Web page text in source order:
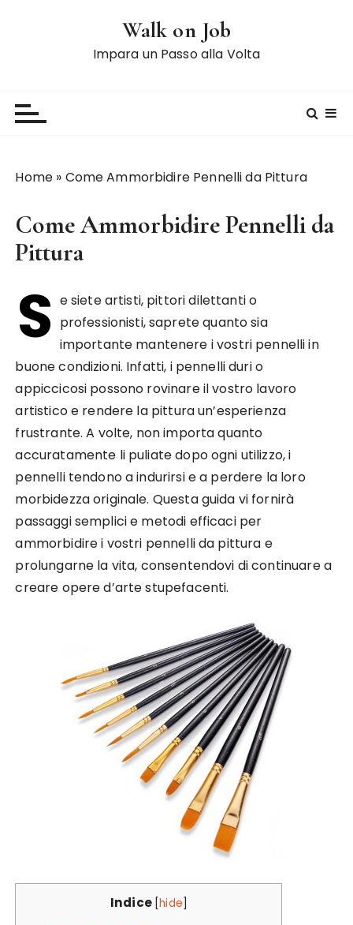
Walk on Job
Impara un Passo alla Volta
Home » Come Ammorbidire Pennelli da Pittura
Come Ammorbidire Pennelli da
Pittura
S e siete artisti, pittori dilettanti o
professionisti, saprete quanto sia
importante mantenere i vostri pennelli in
buone condizioni. Infatti, i pennelli duri o
appiccicosi possono rovinare il vostro lavoro
artistico e rendere la pittura un’esperienza
frustrante. A volte, non importa quanto
accuratamente li puliate dopo ogni utilizzo, i
pennelli tendono a indurirsi e a perdere la loro
morbidezza originale. Questa guida vi fornirà
passaggi semplici e metodi efficaci per
ammorbidire i vostri pennelli da pittura e
prolungarne la vita, consentendovi di continuare a
creare opere d’arte stupefacenti.
Indice [hide]